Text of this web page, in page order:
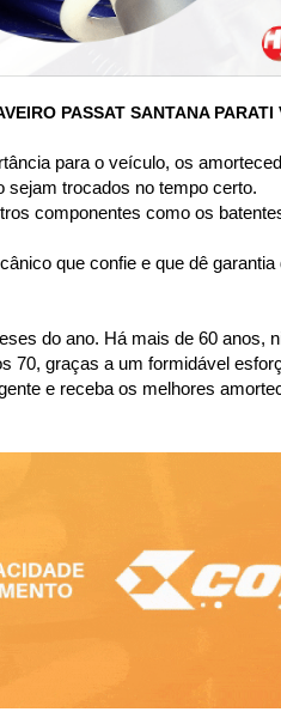
PASSAT SANTANA
para o veículo, os
sejam trocados no tempo certo.
componentes como os
que confie e que dê garantia
do ano. Há mais de 60 anos,
70, graças a um formidável
e receba os melhores